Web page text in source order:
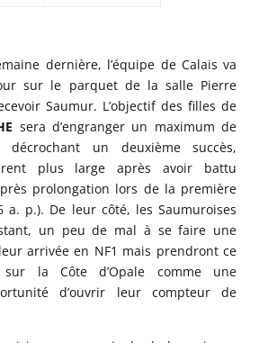
dernière, l’équipe de Calais va
sur le parquet de la salle Pierre
Saumur. L’objectif des filles de
sera d’engranger un maximum de
décrochant un deuxième succès,
plus large après avoir battu
prolongation lors de la première
a. p.). De leur côté, les Saumuroises
un peu de mal à se faire une
arrivée en NF1 mais prendront ce
sur la Côte d’Opale comme une
d’ouvrir leur compteur de